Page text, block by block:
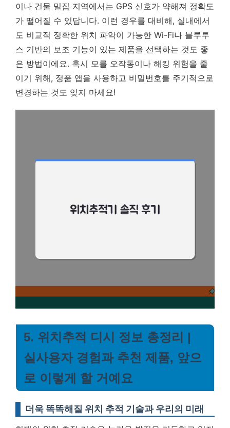
이나 건물 밀집 지역에서는 GPS 신호가 약해져 정확도
가 떨어질 수 있답니다. 이런 경우를 대비해, 실내에서
도 비교적 정확한 위치 파악이 가능한 Wi-Fi나 블루투
스 기반의 보조 기능이 있는 제품을 선택하는 것도 좋
은 방법이에요. 혹시 모를 오작동이나 해킹 위험을 줄
이기 위해, 정품 앱을 사용하고 비밀번호를 주기적으로
변경하는 것도 잊지 마세요!
5. 위치추적 디시 정보 총정리 |
실사용자 경험과 추천 제품, 앞으
로 이렇게 할 거예요
더욱 똑똑해질 위치 추적 기술과 우리의 미래